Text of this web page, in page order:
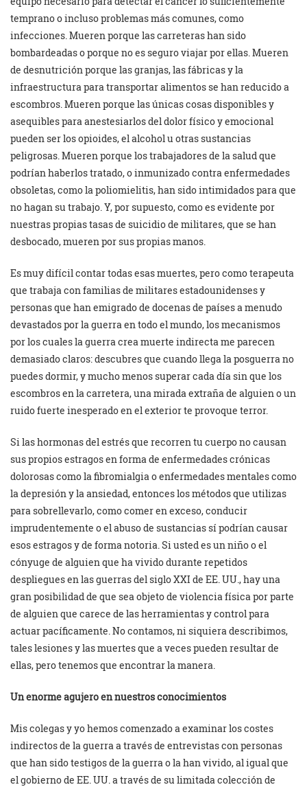
temprano o incluso problemas más comunes, como
infecciones. Mueren porque las carreteras han sido
bombardeadas o porque no es seguro viajar por ellas. Mueren
de desnutrición porque las granjas, las fábricas y la
infraestructura para transportar alimentos se han reducido a
escombros. Mueren porque las únicas cosas disponibles y
asequibles para anestesiarlos del dolor físico y emocional
pueden ser los opioides, el alcohol u otras sustancias
peligrosas. Mueren porque los trabajadores de la salud que
podrían haberlos tratado, o inmunizado contra enfermedades
obsoletas, como la poliomielitis, han sido intimidados para que
no hagan su trabajo. Y, por supuesto, como es evidente por
nuestras propias tasas de suicidio de militares, que se han
desbocado, mueren por sus propias manos.
Es muy difícil contar todas esas muertes, pero como terapeuta
que trabaja con familias de militares estadounidenses y
personas que han emigrado de docenas de países a menudo
devastados por la guerra en todo el mundo, los mecanismos
por los cuales la guerra crea muerte indirecta me parecen
demasiado claros: descubres que cuando llega la posguerra no
puedes dormir, y mucho menos superar cada día sin que los
escombros en la carretera, una mirada extraña de alguien o un
ruido fuerte inesperado en el exterior te provoque terror.
Si las hormonas del estrés que recorren tu cuerpo no causan
sus propios estragos en forma de enfermedades crónicas
dolorosas como la fibromialgia o enfermedades mentales como
la depresión y la ansiedad, entonces los métodos que utilizas
para sobrellevarlo, como comer en exceso, conducir
imprudentemente o el abuso de sustancias sí podrían causar
esos estragos y de forma notoria. Si usted es un niño o el
cónyuge de alguien que ha vivido durante repetidos
despliegues en las guerras del siglo XXI de EE. UU., hay una
gran posibilidad de que sea objeto de violencia física por parte
de alguien que carece de las herramientas y control para
actuar pacíficamente. No contamos, ni siquiera describimos,
tales lesiones y las muertes que a veces pueden resultar de
ellas, pero tenemos que encontrar la manera.
Un enorme agujero en nuestros conocimientos
Mis colegas y yo hemos comenzado a examinar los costes
indirectos de la guerra a través de entrevistas con personas
que han sido testigos de la guerra o la han vivido, al igual que
el gobierno de EE. UU. a través de su limitada colección de